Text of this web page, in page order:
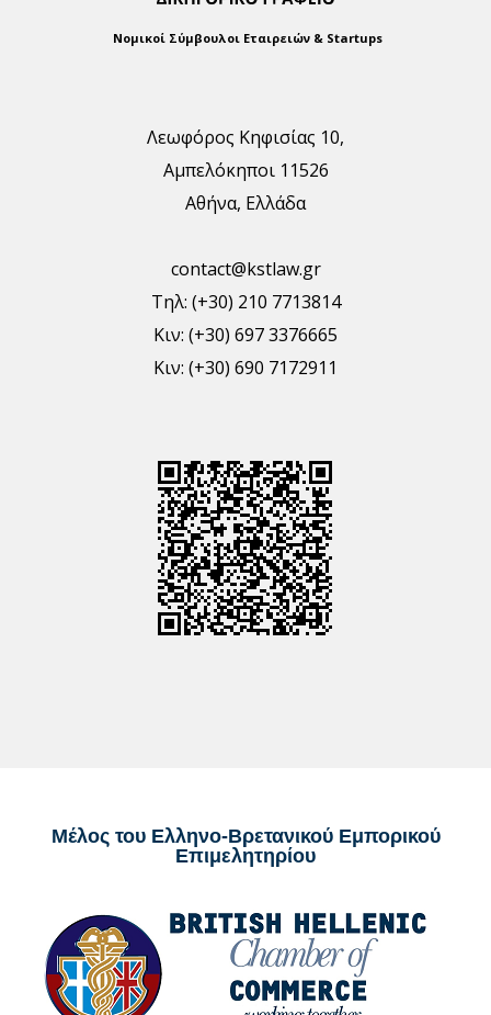
Νομικοί Σύμβουλοι Εταιρειών & Startups
Λεωφόρος Κηφισίας 10,
Αμπελόκηποι 11526
Αθήνα, Ελλάδα
contact@kstlaw.gr
Τηλ: (+30) 210 7713814
Κιν: (+30) 697 3376665
Κιν: (+30) 690 7172911
Μέλος του Ελληνο-Βρετανικού Εμπορικού
Επιμελητηρίου